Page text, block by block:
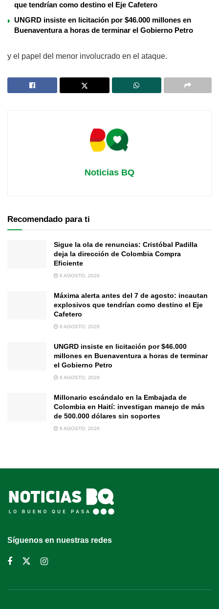
que tendrían como destino el Eje Cafetero
UNGRD insiste en licitación por $46.000 millones en
Buenaventura a horas de terminar el Gobierno Petro
y el papel del menor involucrado en el ataque.
Noticias BQ
Recomendado para ti
Sigue la ola de renuncias: Cristóbal Padilla
deja la dirección de Colombia Compra
Eficiente
6 AGOSTO, 2026
Máxima alerta antes del 7 de agosto: incautan
explosivos que tendrían como destino el Eje
Cafetero
6 AGOSTO, 2026
UNGRD insiste en licitación por $46.000
millones en Buenaventura a horas de terminar
el Gobierno Petro
6 AGOSTO, 2026
Millonario escándalo en la Embajada de
Colombia en Haití: investigan manejo de más
de 500.000 dólares sin soportes
6 AGOSTO, 2026
Síguenos en nuestras redes